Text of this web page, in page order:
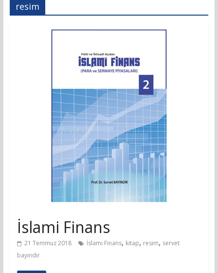
resim
İslami Finans
21 Temmuz 2018 İslami Finans, kitap, resim, servet
bayındır